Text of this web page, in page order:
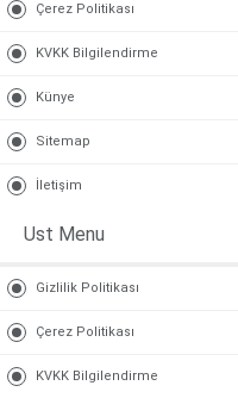
Çerez Politikası
KVKK Bilgilendirme
Künye
Sitemap
İletişim
Ust Menu
Gizlilik Politikası
Çerez Politikası
KVKK Bilgilendirme